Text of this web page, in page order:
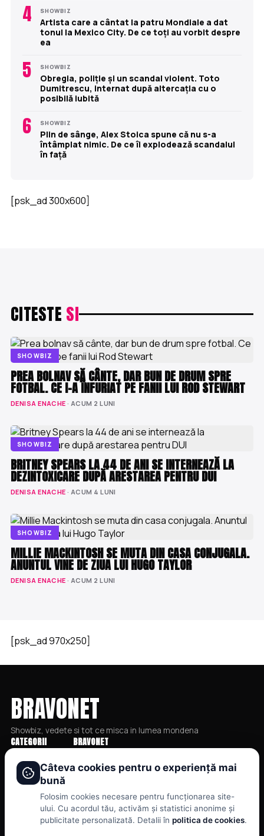
4 SHOWBIZ
Artista care a cântat la patru Mondiale a dat
tonul la Mexico City. De ce toți au vorbit despre
ea
5 SHOWBIZ
Obregia, poliție și un scandal violent. Toto
Dumitrescu, internat după altercația cu o
posibilă iubită
6 SHOWBIZ
Plin de sânge, Alex Stoica spune că nu s-a
întâmplat nimic. De ce îi explodează scandalul
în față
[psk_ad 300x600]
CITESTE SI
SHOWBIZ
PREA BOLNAV SĂ CÂNTE, DAR BUN DE DRUM SPRE
FOTBAL. CE I-A ÎNFURIAT PE FANII LUI ROD STEWART
DENISA ENACHE · ACUM 2 LUNI
SHOWBIZ
BRITNEY SPEARS LA 44 DE ANI SE INTERNEAZĂ LA
DEZINTOXICARE DUPĂ ARESTAREA PENTRU DUI
DENISA ENACHE · ACUM 4 LUNI
SHOWBIZ
MILLIE MACKINTOSH SE MUTA DIN CASA CONJUGALA.
ANUNTUL VINE DE ZIUA LUI HUGO TAYLOR
DENISA ENACHE · ACUM 2 LUNI
[psk_ad 970x250]
BRAVONET
Showbiz, vedete si tot ce misca in lumea mondena
CATEGORII
Stiri
Showbiz
Publicitate
Lifestyle
BRAVONET
Cookies
Politica De Confidentialitate
Home
Câteva cookies pentru o experiență mai
bună
Folosim cookies necesare pentru funcționarea site-
ului. Cu acordul tău, activăm și statistici anonime și
publicitate personalizată. Detalii în politica de cookies.